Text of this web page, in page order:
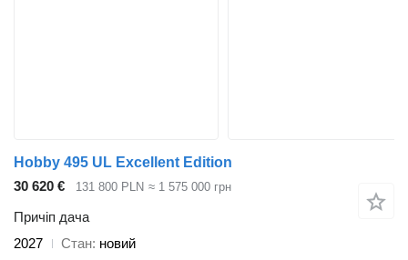
Hobby 495 UL Excellent Edition
30 620 €
131 800 PLN ≈ 1 575 000 грн
Причіп дача
2027
Стан новий